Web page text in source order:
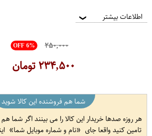
اطلاعات بیشتر ❯
OFF 6% ۲۵۰,۰۰۰
۲۳۴,۵۰۰تومان
شما هم فروشنده این کالا شوید
هر روزه صدها خریدار این کالا را می بینند اگر شما هم
تامین کنید واقعا جای
نام و شماره موبایل شما